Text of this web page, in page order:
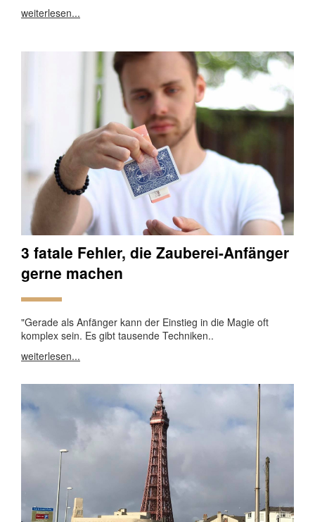
weiterlesen...
3 fatale Fehler, die Zauberei-Anfänger
gerne machen
"Gerade als Anfänger kann der Einstieg in die Magie oft
komplex sein. Es gibt tausende Techniken..
weiterlesen...